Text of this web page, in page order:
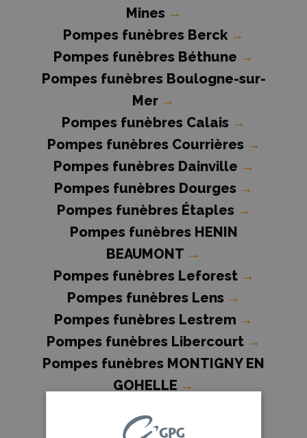
Mines →
Pompes funèbres Berck →
Pompes funèbres Béthune →
Pompes funèbres Boulogne-sur-
Mer →
Pompes funèbres Calais →
Pompes funèbres Courrières →
Pompes funèbres Dainville →
Pompes funèbres Dourges →
Pompes funèbres Étaples →
Pompes funèbres HENIN
BEAUMONT →
Pompes funèbres Leforest →
Pompes funèbres Lens →
Pompes funèbres Lestrem →
Pompes funèbres Libercourt →
Pompes funèbres MONTIGNY EN
GOHELLE →
GODAULT→